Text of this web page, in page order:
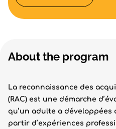
About the program
La reconnaissance des
(RAC) est une démarche
qu’un adulte a développées
partir d’expériences